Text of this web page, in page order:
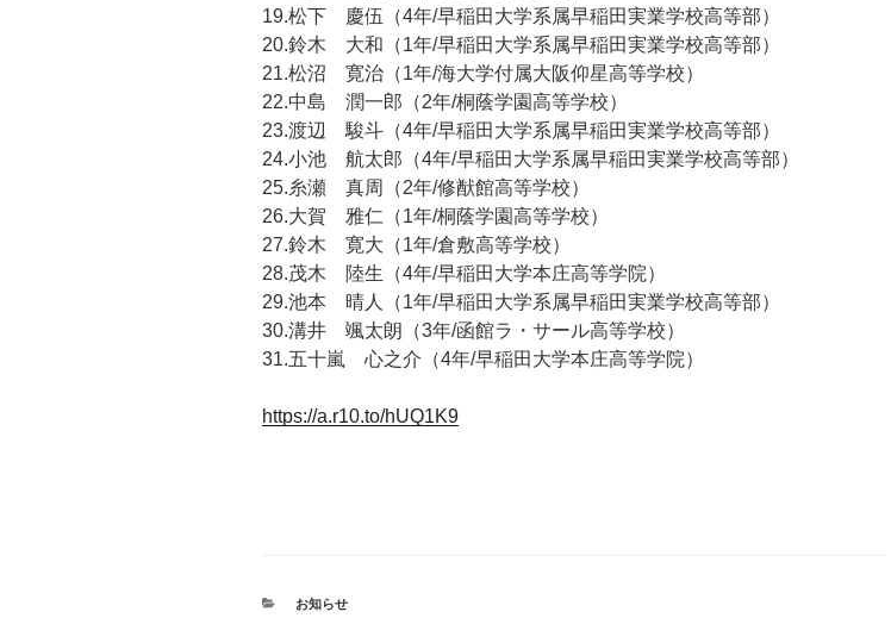
19.松下 慶伍（4年/早稲田大学系属早稲田実業学校高等部）
20.鈴木 大和（1年/早稲田大学系属早稲田実業学校高等部）
21.松沼 寛治（1年/海大学付属大阪仰星高等学校）
22.中島 潤一郎（2年/桐蔭学園高等学校）
23.渡辺 駿斗（4年/早稲田大学系属早稲田実業学校高等部）
24.小池 航太郎（4年/早稲田大学系属早稲田実業学校高等部）
25.糸瀬 真周（2年/修猷館高等学校）
26.大賀 雅仁（1年/桐蔭学園高等学校）
27.鈴木 寛大（1年/倉敷高等学校）
28.茂木 陸生（4年/早稲田大学本庄高等学院）
29.池本 晴人（1年/早稲田大学系属早稲田実業学校高等部）
30.溝井 颯太朗（3年/函館ラ・サール高等学校）
31.五十嵐 心之介（4年/早稲田大学本庄高等学院）
https://a.r10.to/hUQ1K9
カ
お知らせ